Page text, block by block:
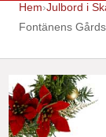
JULBORDSMILJÖER
ANNONSERA
Hem Julbord i
Fontänens